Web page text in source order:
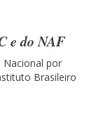
e do NAF
Nacional por
Brasileiro